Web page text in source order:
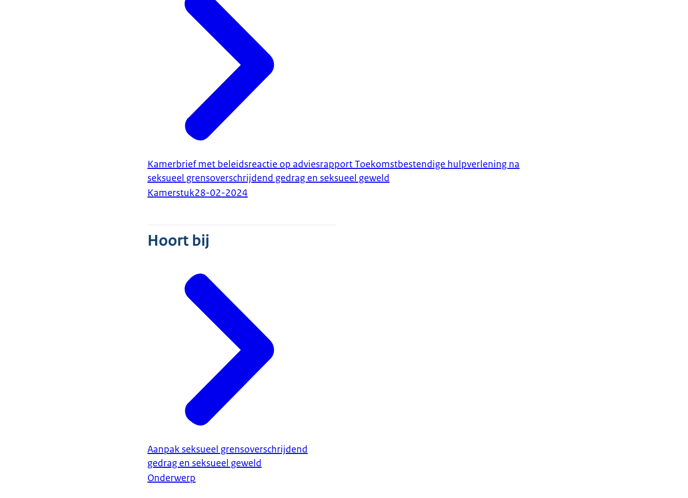
Kamerbrief met beleidsreactie op adviesrapport Toekomstbestendige hulpverlening na
seksueel grensoverschrijdend gedrag en seksueel geweld
Kamerstuk28-02-2024
Hoort bij
Aanpak seksueel grensoverschrijdend
gedrag en seksueel geweld
Onderwerp